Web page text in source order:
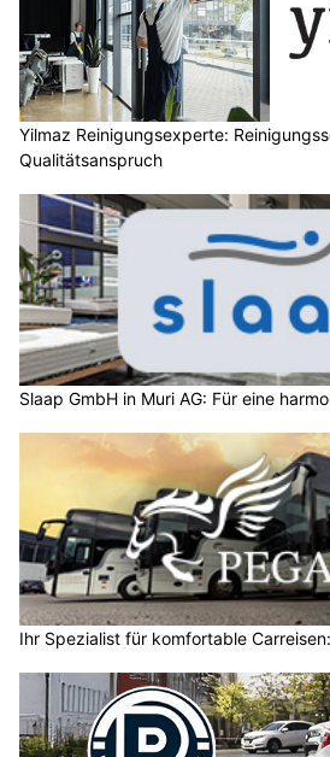
Yilmaz Reinigungsexperte:
Qualitätsanspruch
Slaap GmbH in Muri AG: Für eine
Ihr Spezialist für komfortable Carreisen: